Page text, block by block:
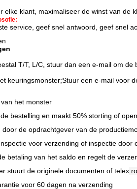
elke klant, maximaliseer de winst van de
service, geef snel antwoord, geef snel
T/T, L/C, stuur dan een e-mail om
keuringsmonster;Stuur een e-mail voor
het monster
bestelling en maakt 50% storting of
door de opdrachtgever van de
voor verzending of inspectie door
betaling van het saldo en regelt de
stuurt de originele documenten of telex
voor 60 dagen na verzending